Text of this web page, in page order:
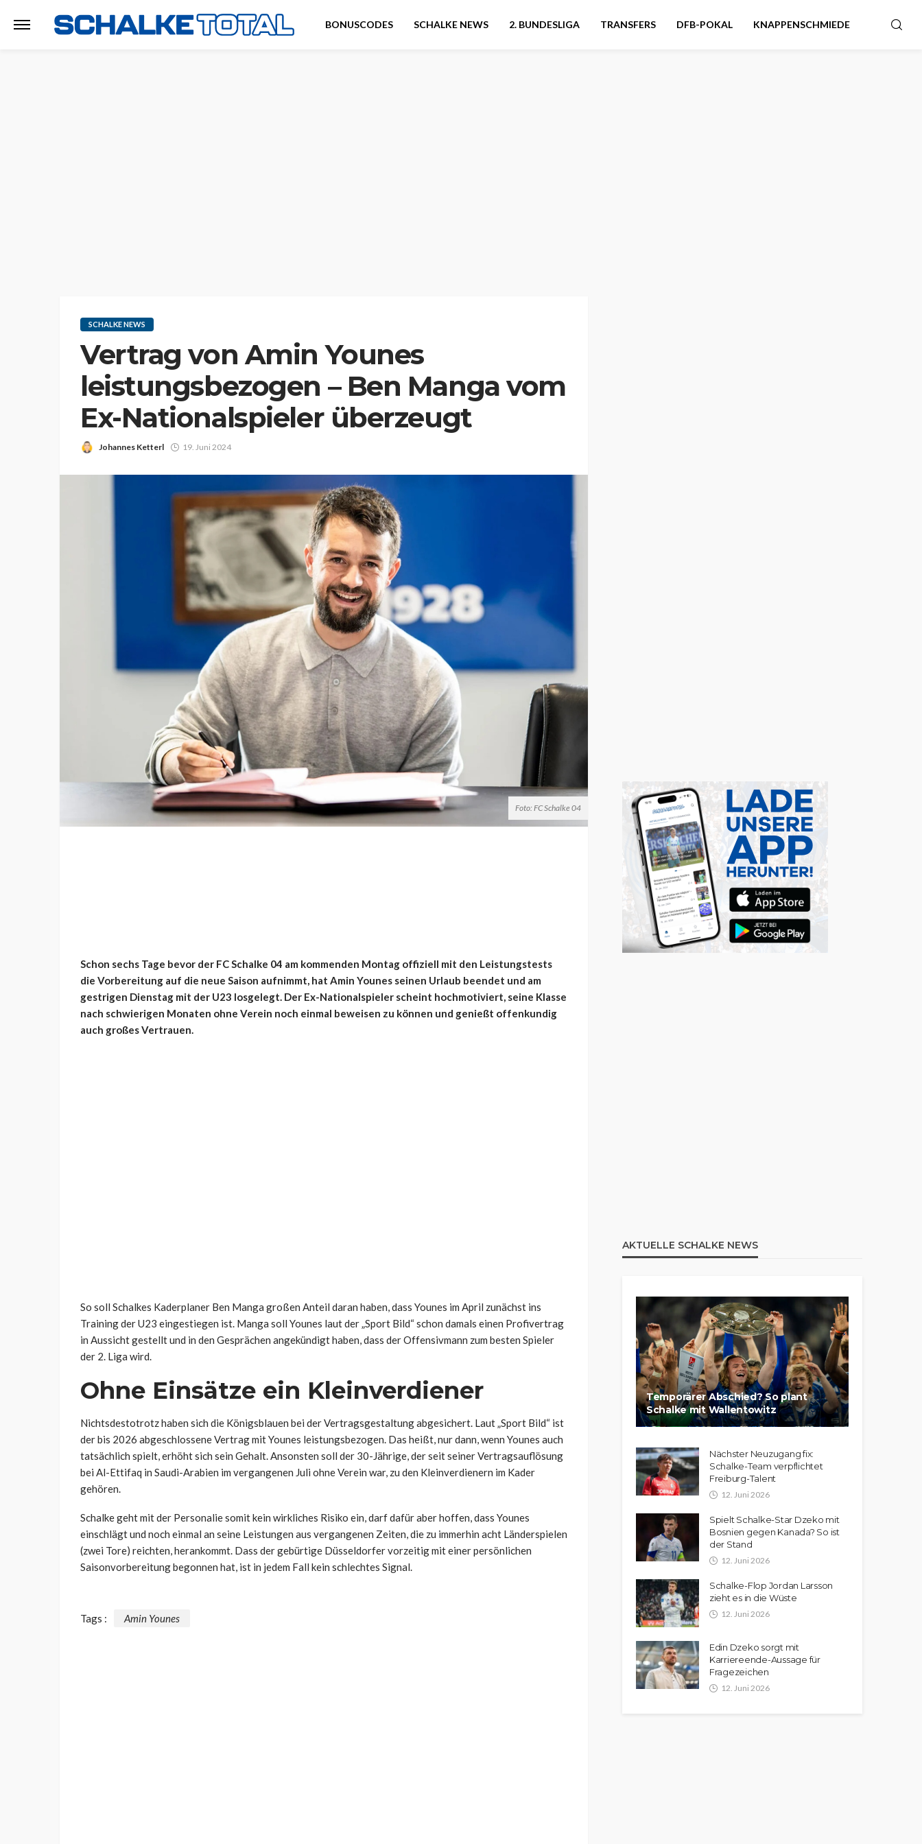
BONUSCODES SCHALKE NEWS 2. BUNDESLIGA TRANSFERS DFB-POKAL KNAPPENSCHMIEDE
SCHALKE NEWS
Vertrag von Amin Younes
leistungsbezogen – Ben Manga vom
Ex-Nationalspieler überzeugt
Johannes Ketterl 19. Juni 2024
Foto: FC Schalke 04
Schon sechs Tage bevor der FC Schalke 04 am kommenden Montag offiziell mit den Leistungstests
die Vorbereitung auf die neue Saison aufnimmt, hat Amin Younes seinen Urlaub beendet und am
gestrigen Dienstag mit der U23 losgelegt. Der Ex-Nationalspieler scheint hochmotiviert, seine Klasse
nach schwierigen Monaten ohne Verein noch einmal beweisen zu können und genießt offenkundig
auch großes Vertrauen.
So soll Schalkes Kaderplaner Ben Manga großen Anteil daran haben, dass Younes im April zunächst ins
Training der U23 eingestiegen ist. Manga soll Younes laut der „Sport Bild“ schon damals einen Profivertrag
in Aussicht gestellt und in den Gesprächen angekündigt haben, dass der Offensivmann zum besten Spieler
der 2. Liga wird.
Ohne Einsätze ein Kleinverdiener
Nichtsdestotrotz haben sich die Königsblauen bei der Vertragsgestaltung abgesichert. Laut „Sport Bild“ ist
der bis 2026 abgeschlossene Vertrag mit Younes leistungsbezogen. Das heißt, nur dann, wenn Younes auch
tatsächlich spielt, erhöht sich sein Gehalt. Ansonsten soll der 30-Jährige, der seit seiner Vertragsauflösung
bei Al-Ettifaq in Saudi-Arabien im vergangenen Juli ohne Verein war, zu den Kleinverdienern im Kader
gehören.
Schalke geht mit der Personalie somit kein wirkliches Risiko ein, darf dafür aber hoffen, dass Younes
einschlägt und noch einmal an seine Leistungen aus vergangenen Zeiten, die zu immerhin acht Länderspielen
(zwei Tore) reichten, herankommt. Dass der gebürtige Düsseldorfer vorzeitig mit einer persönlichen
Saisonvorbereitung begonnen hat, ist in jedem Fall kein schlechtes Signal.
Tags : Amin Younes
AKTUELLE SCHALKE NEWS
Temporärer Abschied? So plant
Schalke mit Wallentowitz
Nächster Neuzugang fix:
Schalke-Team verpflichtet
Freiburg-Talent
12. Juni 2026
Spielt Schalke-Star Dzeko mit
Bosnien gegen Kanada? So ist
der Stand
12. Juni 2026
Schalke-Flop Jordan Larsson
zieht es in die Wüste
12. Juni 2026
Edin Dzeko sorgt mit
Karriereende-Aussage für
Fragezeichen
12. Juni 2026